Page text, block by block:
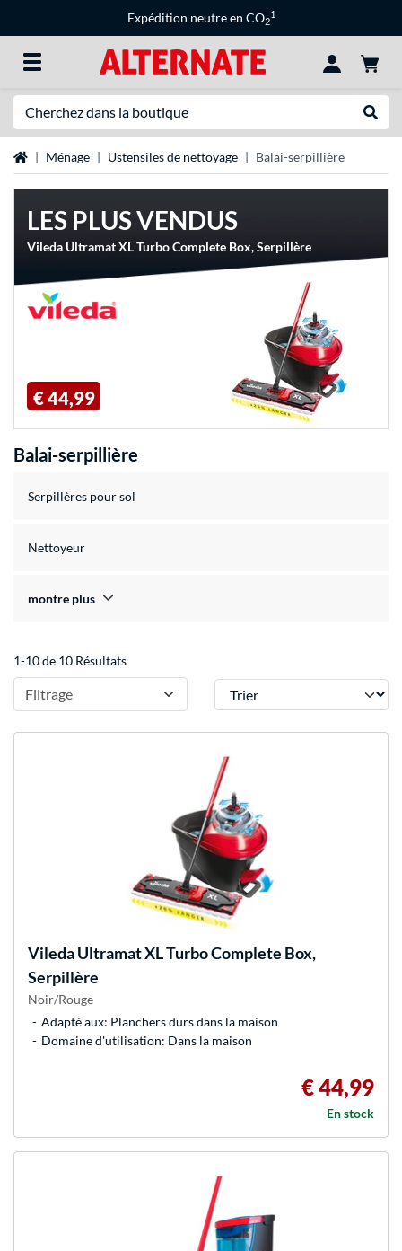
Expédition neutre en CO2
1
Page d'accueil
Ménage Ustensiles de nettoyage Balai-serpillière
LES PLUS VENDUS
Vileda Ultramat XL Turbo Complete Box, Serpillère
€ 44,99
Balai-serpillière
Serpillères pour sol
Nettoyeur
montre plus
1-10 de 10 Résultats
Filtrage Trier
ViledaUltramat XL Turbo Complete Box,
Serpillère
Noir/Rouge
Adapté aux: Planchers durs dans la maison
Domaine d'utilisation: Dans la maison
€ 44,99
En stock